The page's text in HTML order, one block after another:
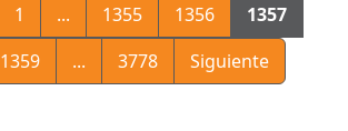
1 ... 1355 1356
1357
1359 ... 3778 Siguiente